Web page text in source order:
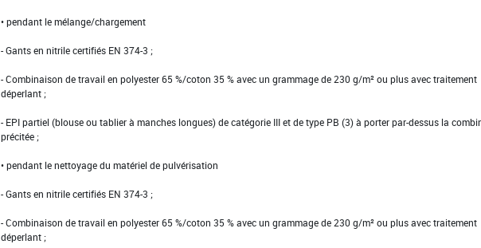
• pendant le mélange/chargement
- Gants en nitrile certifiés EN 374-3 ;
- Combinaison de travail en polyester 65 %/coton 35 % avec un grammage de 230 g/m² ou plus avec traitement
déperlant ;
- EPI partiel (blouse ou tablier à manches longues) de catégorie III et de type PB (3) à porter par-dessus la
précitée ;
• pendant le nettoyage du matériel de pulvérisation
- Gants en nitrile certifiés EN 374-3 ;
- Combinaison de travail en polyester 65 %/coton 35 % avec un grammage de 230 g/m² ou plus avec traitement
déperlant ;